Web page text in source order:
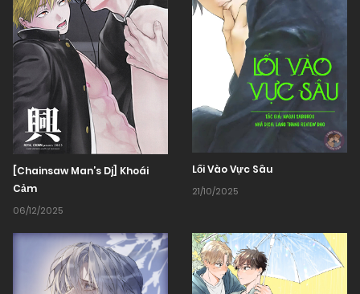
[Chainsaw Man’s Dj] Khoái
Cảm
06/12/2025
Lối Vào Vực Sâu
21/10/2025